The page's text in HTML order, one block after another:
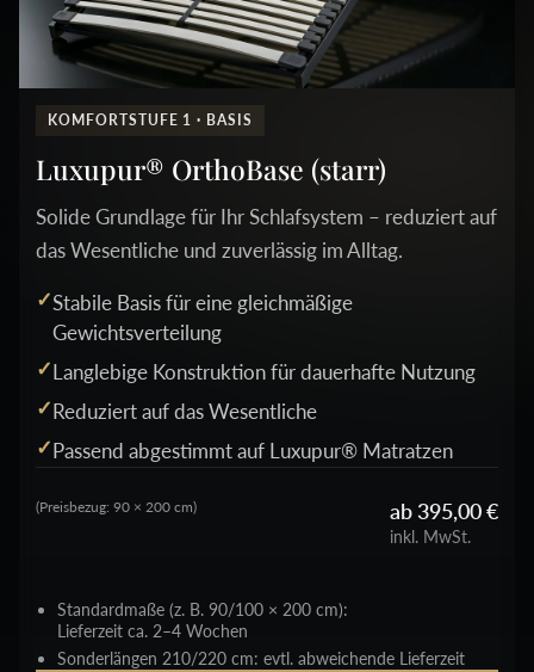
KOMFORTSTUFE 1 · BASIS
Luxupur® OrthoBase (starr)
Solide Grundlage für Ihr Schlafsystem – reduziert auf
das Wesentliche und zuverlässig im Alltag.
Stabile Basis für eine gleichmäßige
Gewichtsverteilung
Langlebige Konstruktion für dauerhafte Nutzung
Reduziert auf das Wesentliche
Passend abgestimmt auf Luxupur® Matratzen
(Preisbezug: 90 × 200 cm) ab 395,00 €
inkl. MwSt.
Standardmaße (z. B. 90/100 × 200 cm):
Lieferzeit ca. 2–4 Wochen
Sonderlängen 210/220 cm: evtl. abweichende Lieferzeit